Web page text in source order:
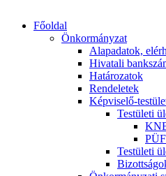
Főoldal
Önkormányzat
Alapadatok,
Hivatali
Határozatok
Rendeletek
Képviselő-
Testületi
Testületi